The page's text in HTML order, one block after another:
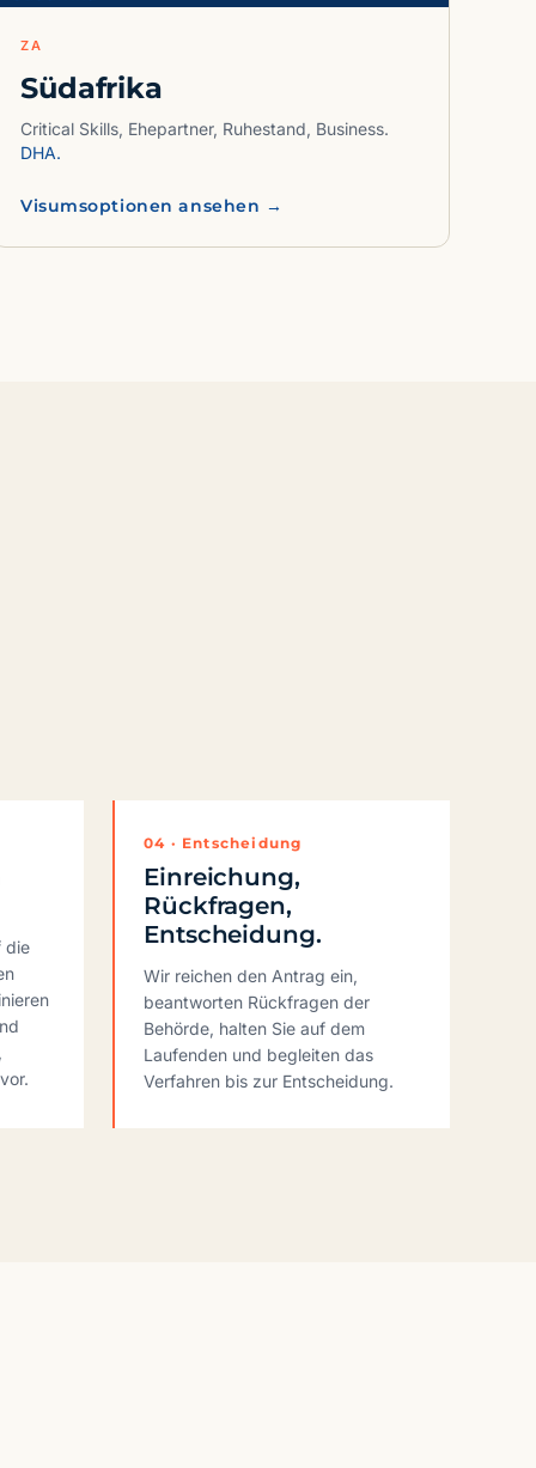
ZA
Südafrika
Critical Skills, Ehepartner, Ruhestand, Business.
DHA.
Visumsoptionen ansehen →
die
04 · Entscheidung
Einreichung,
Rückfragen,
Entscheidung.
Wir reichen den Antrag ein,
beantworten Rückfragen der
Behörde, halten Sie auf dem
Laufenden und begleiten das
Verfahren bis zur Entscheidung.